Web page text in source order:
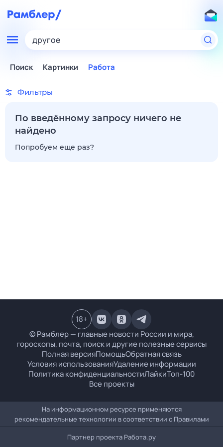
другое
Поиск Картинки Работа
Фильтры
По введённому запросу ничего не
найдено
Попробуем еще раз?
© Рамблер — главные новости России и мира,
гороскопы, почта, поиск и другие полезные сервисы
Полная версияПомощьОбратная связь
Условия использованияУдаление информации
Политика конфиденциальностиЛайкиТоп-100
Все проекты
18+
На информационном ресурсе применяются
рекомендательные технологии в соответствии с Правилами
Партнер проекта Работа.ру